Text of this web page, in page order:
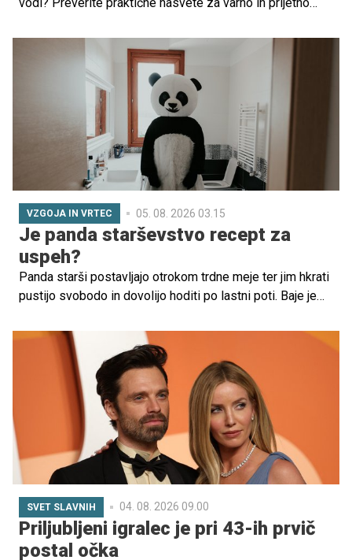
VZGOJA IN VRTEC 05. 08. 2026 03.15
Je panda starševstvo recept za
uspeh?
Panda starši postavljajo otrokom trdne meje ter jim hkrati
pustijo svobodo in dovolijo hoditi po lastni poti. Baje je
SVET SLAVNIH 04. 08. 2026 09.00
Priljubljeni igralec je pri 43-ih prvič
postal očka